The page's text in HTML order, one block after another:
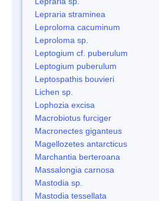
Lepraria straminea
Leproloma cacuminum
Leproloma sp.
Leptogium cf. puberulum
Leptogium puberulum
Leptospathis bouvieri
Lichen sp.
Lophozia excisa
Macrobiotus furciger
Macronectes giganteus
Magellozetes antarcticus
Marchantia berteroana
Massalongia carnosa
Mastodia sp.
Mastodia tessellata